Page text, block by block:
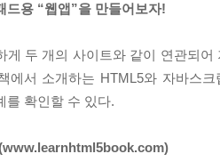
네비게이션
용
기
드용 “웹앱”을 만들어보자!
게 두 개의 사이트와 같이 연관되
에서 소개하는 HTML5와 자바스
를 확인할 수 있다.